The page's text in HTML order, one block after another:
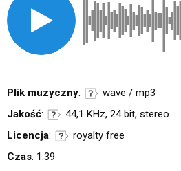
Plik muzyczny:
wave / mp3
Jakość:
44,1 KHz, 24 bit, stereo
Licencja:
royalty free
Czas: 1:39